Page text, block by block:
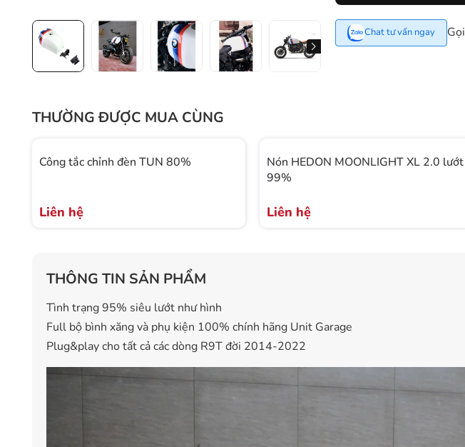
Chat tư vấn ngay Gọi
THƯỜNG ĐƯỢC MUA CÙNG
Công tắc chỉnh đèn TUN 80%
Liên hệ
Nón HEDON MOONLIGHT XL 2.0 lướt
99%
Liên hệ
THÔNG TIN SẢN PHẨM
Tình trạng 95% siêu lướt như hình
Full bộ bình xăng và phụ kiện 100% chính hãng Unit Garage
Plug&play cho tất cả các dòng R9T đời 2014-2022